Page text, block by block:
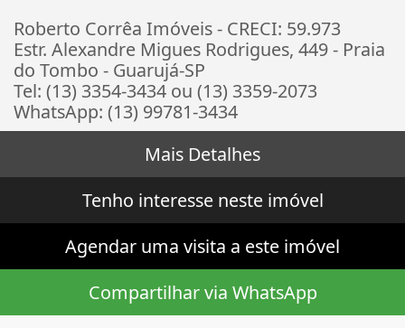
Roberto Corrêa Imóveis - CRECI: 59.973
Estr. Alexandre Migues Rodrigues, 449 - Praia
do Tombo - Guarujá-SP
Tel: (13) 3354-3434 ou (13) 3359-2073
WhatsApp: (13) 99781-3434
Mais Detalhes
Tenho interesse neste imóvel
Agendar uma visita a este imóvel
Compartilhar via WhatsApp